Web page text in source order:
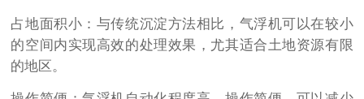
占地面积小：与传统沉淀方法相比，气浮机可以在较小
的空间内实现高效的处理效果，尤其适合土地资源有限
的地区。